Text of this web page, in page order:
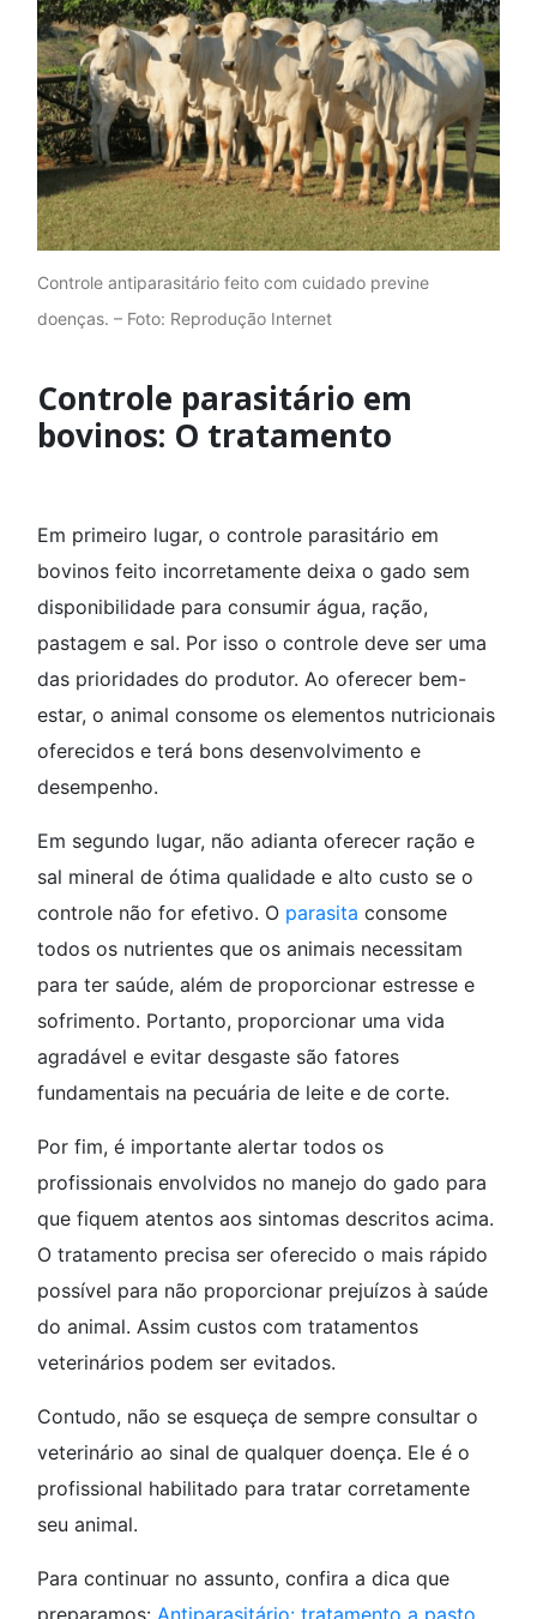
Controle antiparasitário feito com cuidado previne
doenças. – Foto: Reprodução Internet
Controle parasitário em
bovinos: O tratamento
Em primeiro lugar, o controle parasitário em
bovinos feito incorretamente deixa o gado sem
disponibilidade para consumir água, ração,
pastagem e sal. Por isso o controle deve ser uma
das prioridades do produtor. Ao oferecer bem-
estar, o animal consome os elementos nutricionais
oferecidos e terá bons desenvolvimento e
desempenho.
Em segundo lugar, não adianta oferecer ração e
sal mineral de ótima qualidade e alto custo se o
controle não for efetivo. O parasita consome
todos os nutrientes que os animais necessitam
para ter saúde, além de proporcionar estresse e
sofrimento. Portanto, proporcionar uma vida
agradável e evitar desgaste são fatores
fundamentais na pecuária de leite e de corte.
Por fim, é importante alertar todos os
profissionais envolvidos no manejo do gado para
que fiquem atentos aos sintomas descritos acima.
O tratamento precisa ser oferecido o mais rápido
possível para não proporcionar prejuízos à saúde
do animal. Assim custos com tratamentos
veterinários podem ser evitados.
Contudo, não se esqueça de sempre consultar o
veterinário ao sinal de qualquer doença. Ele é o
profissional habilitado para tratar corretamente
seu animal.
Para continuar no assunto, confira a dica que
preparamos: Antiparasitário: tratamento a pasto